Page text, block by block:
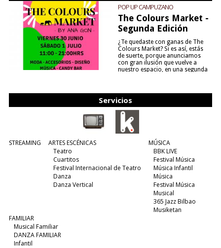
POP UP CAMPUZANO
The Colours Market -
Segunda Edición
¿Te quedaste con ganas de The
Colours Market? Si es así, estás
de suerte, porque anunciamos
con gran ilusión que vuelve a
nuestro espacio, en una segunda
Servicios
STREAMING
ARTES ESCÉNICAS
Teatro
Cuartitos
Festival Internacional de Teatro
Danza
Danza Vertical
MÚSICA
BBK LIVE
Festival Música
Música Infantil
Música
Festival Música
Musical
365 Jazz Bilbao
Musiketan
FAMILIAR
Musical Familiar
DANZA FAMILIAR
Infantil